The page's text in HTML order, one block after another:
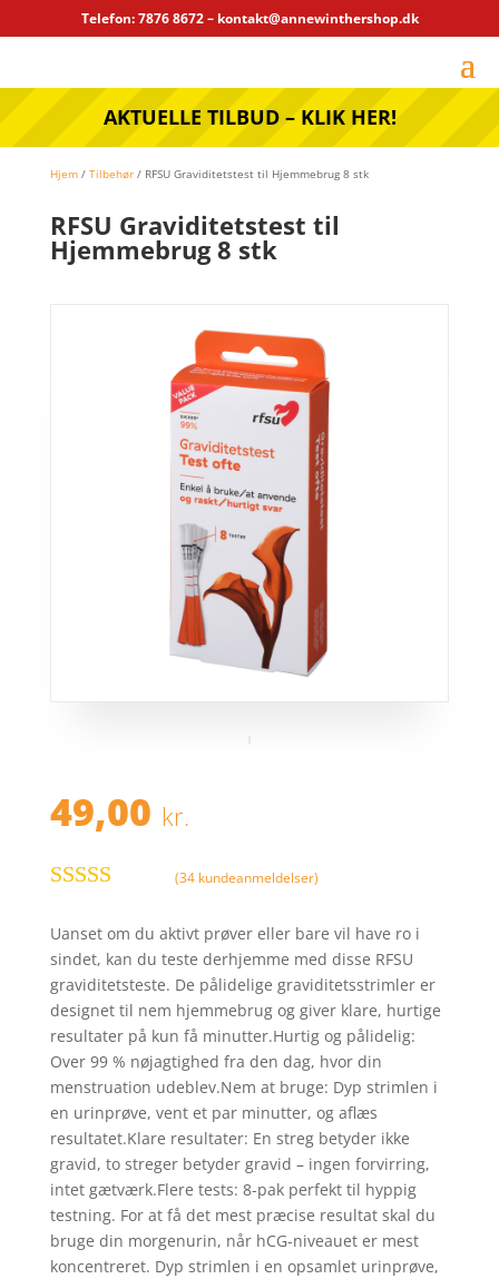
Telefon: 7876 8672 – kontakt@annewinthershop.dk
AKTUELLE TILBUD – KLIK HER!
Hjem/ Tilbehør/ RFSU Graviditetstest til Hjemmebrug 8 stk
RFSU Graviditetstest til
Hjemmebrug 8 stk
49,00 kr.
som3.9
ud af 5
baseret på
kundebed
ømmelser
(34kundeanmeldelser)
Uanset om du aktivt prøver eller bare vil have ro i
sindet, kan du teste derhjemme med disse RFSU
graviditetsteste. De pålidelige graviditetsstrimler er
designet til nem hjemmebrug og giver klare, hurtige
resultater på kun få minutter.Hurtig og pålidelig:
Over 99 % nøjagtighed fra den dag, hvor din
menstruation udeblev.Nem at bruge: Dyp strimlen i
en urinprøve, vent et par minutter, og aflæs
resultatet.Klare resultater: En streg betyder ikke
gravid, to streger betyder gravid – ingen forvirring,
intet gætværk.Flere tests: 8-pak perfekt til hyppig
testning. For at få det mest præcise resultat skal du
bruge din morgenurin, når hCG-niveauet er mest
koncentreret. Dyp strimlen i en opsamlet urinprøve,